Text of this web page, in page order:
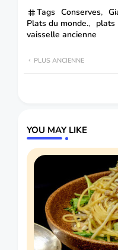
Tags Conserves
Plats du monde.
plats
vaisselle ancienne
PLUS ANCIENNE
YOU MAY LIKE